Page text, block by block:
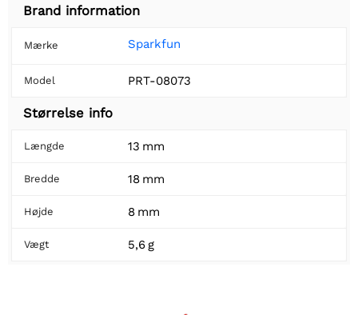
Brand information
Mærke Sparkfun
Model PRT-08073
Størrelse info
Længde 13 mm
Bredde 18 mm
Højde 8 mm
Vægt 5,6 g